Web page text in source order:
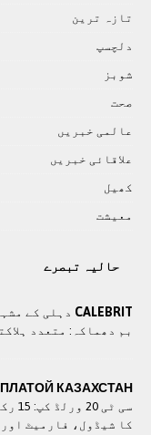
تازہ ترين
دلچسپ
شوبز
صحت
عالمی خبريں
علاقائی خبريں
کھيل
معيشت
حالیہ تبصرے
CALEBRIT دہلی کے
بم دھماکہ: متعدد
КАЗАХСТАН
سی
کا شیڈول، فارمیٹ